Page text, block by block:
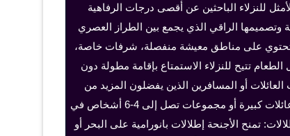
للنزلاء الباحثين عن أقصى درجات الرفاهية
وتصميمها الراقي الذي يجمع بين الطراز العصري
تحتوي على مناطق معيشة منفصلة، شرفات خاصة،
تتيح للنزلاء الاستمتاع بإقامة مطولة دون
أو المسافرين الذين يفضلون المزيد من
الخصوصية والراحة، ويمكن أن تستوعب عائلات كبيرة أو مجموعات تصل إلى 4-6 أشخاص في
تمنح الأجنحة إطلالات بانورامية على البحر أو